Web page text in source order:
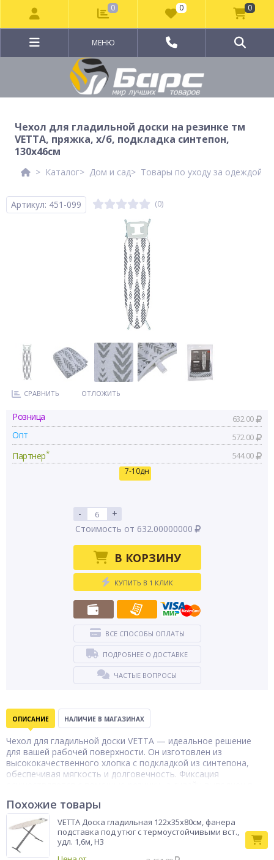
МЕНЮ
Чехол для гладильной доски на резинке тм
VETTA, пряжка, х/б, подкладка синтепон,
130х46см
Каталог Дом и сад Товары по уходу за одеждой и
Артикул: 451-099 (0)
СРАВНИТЬ ОТЛОЖИТЬ
Розница 632.00
Опт 572.00
Партнер* 544.00
7-10дн
-
+
Стоимость от 632.00000000
В КОРЗИНУ
КУПИТЬ В 1 КЛИК
ВСЕ СПОСОБЫ ОПЛАТЫ
ПОДРОБНЕЕ О ДОСТАВКЕ
ЧАСТЫЕ ВОПРОСЫ
ОПИСАНИЕ НАЛИЧИЕ В МАГАЗИНАХ
Чехол для гладильной доски VETTA — идеальное решение
для вашей рабочей поверхности. Он изготовлен из
высококачественного хлопка с подкладкой из синтепона,
обеспечивая мягкость и долговечность. Фиксация
градусов, а размер рабочей поверхности составляет 120х38
см. Растёжка производится с помощью фастекса, что
обеспечивает надёжное крепление и удобство
использования.
Бренд
Похожие товары
VETTA Доска гладильная 122х35х80см, фанера
подставка под утюг с термоустойчивыми вст.,
удл. 1,6м, Н3
0 0 0